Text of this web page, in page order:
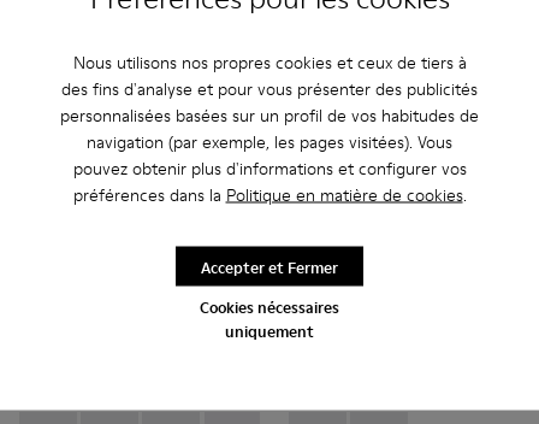
Nous utilisons nos propres cookies et ceux de tiers à
des fins d'analyse et pour vous présenter des publicités
personnalisées basées sur un profil de vos habitudes de
navigation (par exemple, les pages visitées). Vous
pouvez obtenir plus d'informations et configurer vos
préférences dans la Politique en matière de cookies.
Cookies nécessaires
uniquement
Accepter et Fermer
Ajouter
79 € - 89 € -20%
Ajouter